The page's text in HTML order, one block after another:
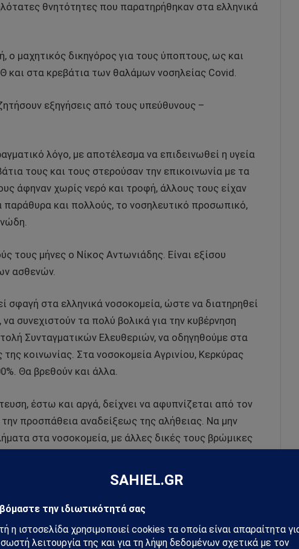
θνητότητες που παρατηρήθηκαν στα ελληνικά
ο μαχητικός δικηγόρος για τους ύποπτους, ως και
στα κρεβάτια των θαλάμων νοσηλείας Covid.
εξηγήσεις από τους υπεύθυνους –
λόγο, με αποτέλεσμα να επιδεινωθεί η υγεία
τους και τους στερούσαν την επικοινωνία με τα
άφηναν χωρίς νερό και τροφή, άλλους τους είχαν
και πολλούς, το νοσηλευτικό προσωπικό,
τους μήνες ο Νίκος Αντωνιάδης. Είναι εξίσου
ασθενών.
σφαγή στα ελληνικά νοσοκομεία, ώστε να διατηρηθεί
συνεχιστούν τα πολύ βολικά για την κυβέρνηση
Συνταγματικών Ελευθεριών, να οδηγηθούμε στα
κοινωνίας. Στα νοσοκομεία Αγρινίου, Κερκύρας
Θα βρεθούν και άλλα.
έστω και αργά, δείχνει να αφυπνίζεται από τον
προσπάθεια αναδείξεως της αλήθειας. Να μην
στα νοσοκομεία, με άλλες δικές τους βρώμικες
επίσης, εάν ασθενείς, δηλώθηκαν ψευδώς ως
Τσιοδρικό αφήγημα.
στο Κοινοβούλιο και να απολογηθούν για το
αποδεικνύεται, εκ των πραγμάτων, από τις
δημοσίου και κοινωνικού συμφέροντος,